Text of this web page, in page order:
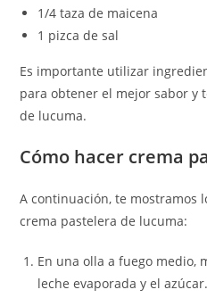
1/4 taza de maicena
1 pizca de sal
Es importante utilizar
para obtener el mejor sabor y
de lucuma.
Cómo hacer crema
A continuación, te mostramos
crema pastelera de lucuma:
En una olla a fuego medio,
leche evaporada y el